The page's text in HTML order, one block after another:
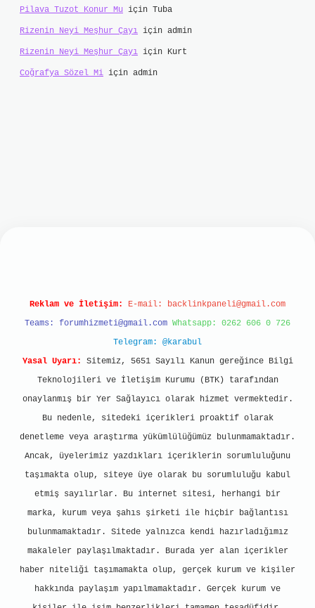
Pilava Tuzot Konur Mu için Tuba
Rizenin Neyi Meşhur Çayı için admin
Rizenin Neyi Meşhur Çayı için Kurt
Coğrafya Sözel Mi için admin
Reklam ve İletişim: E-mail: backlinkpaneli@gmail.com
Teams: forumhizmeti@gmail.com Whatsapp: 0262 606 0 726
Telegram: @karabul
Yasal Uyarı:
Sitemiz, 5651 Sayılı Kanun gereğince Bilgi
Teknolojileri ve İletişim Kurumu (BTK) tarafından
onaylanmış bir Yer Sağlayıcı olarak hizmet vermektedir.
Bu nedenle, sitedeki içerikleri proaktif olarak
denetleme veya araştırma yükümlülüğümüz bulunmamaktadır.
Ancak, üyelerimiz yazdıkları içeriklerin sorumluluğunu
taşımakta olup, siteye üye olarak bu sorumluluğu kabul
etmiş sayılırlar. Bu internet sitesi, herhangi bir
marka, kurum veya şahıs şirketi ile hiçbir bağlantısı
bulunmamaktadır. Sitede yalnızca kendi hazırladığımız
makaleler paylaşılmaktadır. Burada yer alan içerikler
haber niteliği taşımamakta olup, gerçek kurum ve kişiler
hakkında paylaşım yapılmamaktadır. Gerçek kurum ve